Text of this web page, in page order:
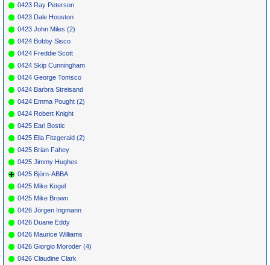
0423 Ray Peterson
0423 Dale Houston
0423 John Miles (2)
0424 Bobby Sisco
0424 Freddie Scott
0424 Skip Cunningham
0424 George Tomsco
0424 Barbra Streisand
0424 Emma Pought (2)
0424 Robert Knight
0425 Earl Bostic
0425 Ella Fitzgerald (2)
0425 Brian Fahey
0425 Jimmy Hughes
0425 Björn-ABBA
0425 Mike Kogel
0425 Mike Brown
0426 Jörgen Ingmann
0426 Duane Eddy
0426 Maurice Williams
0426 Giorgio Moroder (4)
0426 Claudine Clark